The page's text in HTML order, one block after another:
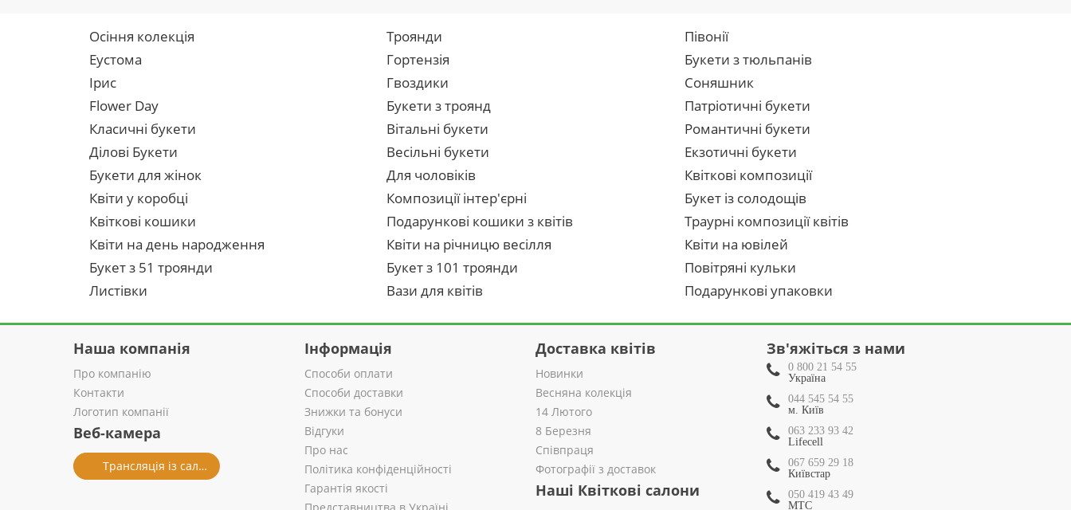
Осіння колекція Троянди
Півонії
Еустома
Гортензія
Букети з тюльпанів
Ірис
Гвоздики
Соняшник
Flower Day
Букети з троянд
Патріотичні букети
Класичні букети
Вітальні букети
Романтичні букети
Ділові Букети
Весільні букети
Екзотичні букети
Букети для жінок
Для чоловіків
Квіткові композиції
Квіти у коробці
Композиції інтер'єрні
Букет із солодощів
Квіткові кошики
Подарункові кошики з квітів
Траурні композиції квітів
Квіти на день народження
Квіти на річницю весілля
Квіти на ювілей
Букет з 51 троянди
Букет з 101 троянди
Повітряні кульки
Листівки
Вази для квітів Подарункові упаковки
Наша компанія
Про компанію
Контакти
Логотип компанії
Веб-камера
Трансляція із салону
Інформація
Способи оплати
Способи доставки
Знижки та бонуси
Відгуки
Про нас
Політика конфіденційності
Гарантія якості
Доставка квітів
Новинки
Весняна колекція
14 Лютого
8 Березня
Співпраця
Фотографії з доставок
Наші Квіткові салони
Зв'яжіться з нами
0 800 21 54 55
Україна
044 545 54 55
м. Київ
063 233 93 42
Lifecell
067 659 29 18
Київстар
050 419 43 49
МТС